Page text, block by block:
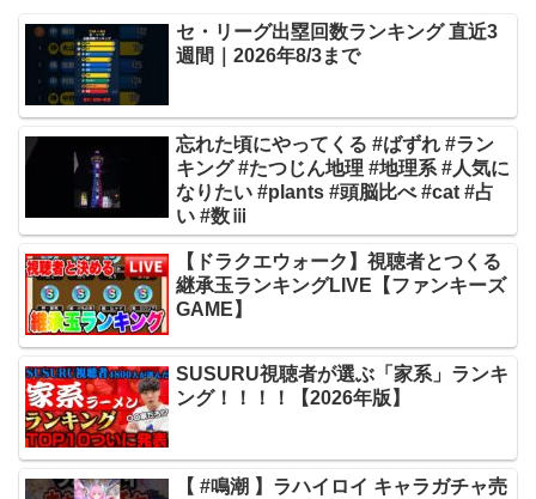
セ・リーグ出塁回数ランキング 直近3
週間｜2026年8/3まで
忘れた頃にやってくる #ばずれ #ラン
キング #たつじん地理 #地理系 #人気に
なりたい #plants #頭脳比べ #cat #占
い #数ⅲ
【ドラクエウォーク】視聴者とつくる
継承玉ランキングLIVE【ファンキーズ
GAME】
SUSURU視聴者が選ぶ「家系」ランキ
ング！！！！【2026年版】
【 #鳴潮 】ラハイロイ キャラガチャ売